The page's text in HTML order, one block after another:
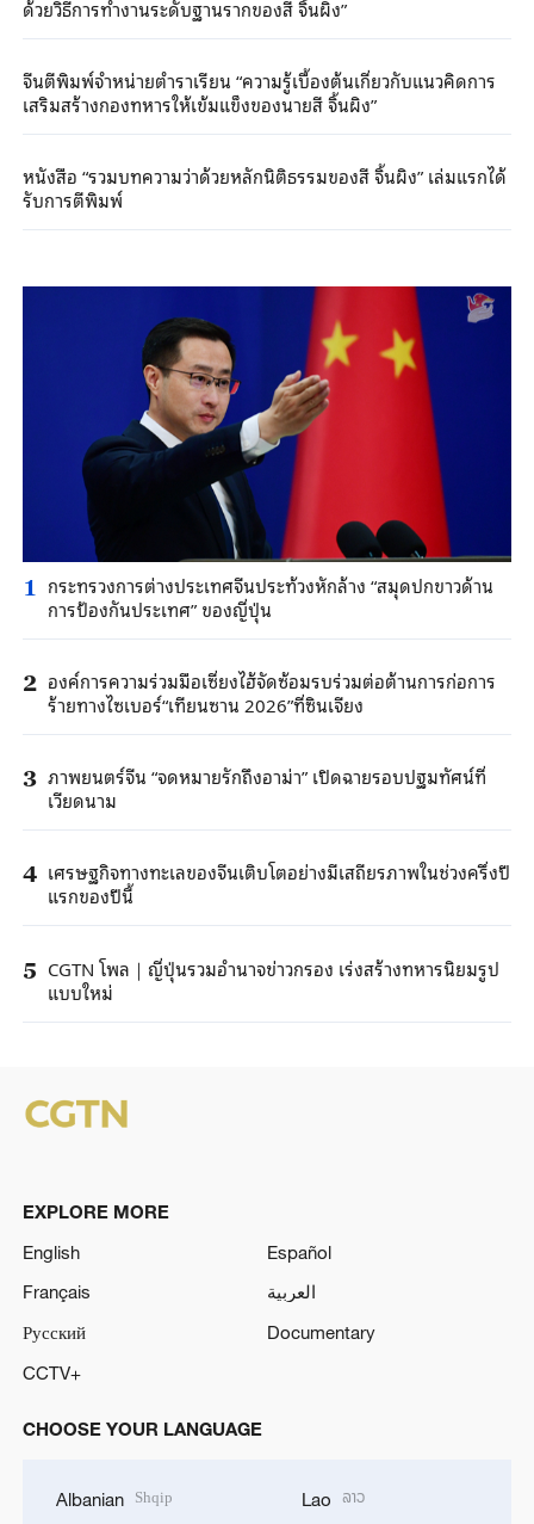
ด้วยวิธีการทำงานระดับฐานรากของสี จิ้นผิง”
จีนตีพิมพ์จำหน่ายตำราเรียน “ความรู้เบื้องต้นเกี่ยวกับแนวคิดการ
เสริมสร้างกองทหารให้เข้มแข็งของนายสี จิ้นผิง”
หนังสือ “รวมบทความว่าด้วยหลักนิติธรรมของสี จิ้นผิง” เล่มแรกได้
รับการตีพิมพ์
1 กระทรวงการต่างประเทศจีนประท้วงหักล้าง “สมุดปกขาวด้าน
การป้องกันประเทศ” ของญี่ปุ่น
2 องค์การความร่วมมือเซี่ยงไฮ้จัดซ้อมรบร่วมต่อต้านการก่อการ
ร้ายทางไซเบอร์“เทียนซาน 2026”ที่ซินเจียง
3 ภาพยนตร์จีน “จดหมายรักถึงอาม่า” เปิดฉายรอบปฐมทัศน์ที่
เวียดนาม
4 เศรษฐกิจทางทะเลของจีนเติบโตอย่างมีเสถียรภาพในช่วงครึ่งปี
แรกของปีนี้
5 CGTN โพล｜ญี่ปุ่นรวมอำนาจข่าวกรอง เร่งสร้างทหารนิยมรูป
แบบใหม่
EXPLORE MORE
English
Español
Français
العربية
Русский
Documentary
CCTV+
CHOOSE YOUR LANGUAGE
Albanian Shqip Lao ລາວ